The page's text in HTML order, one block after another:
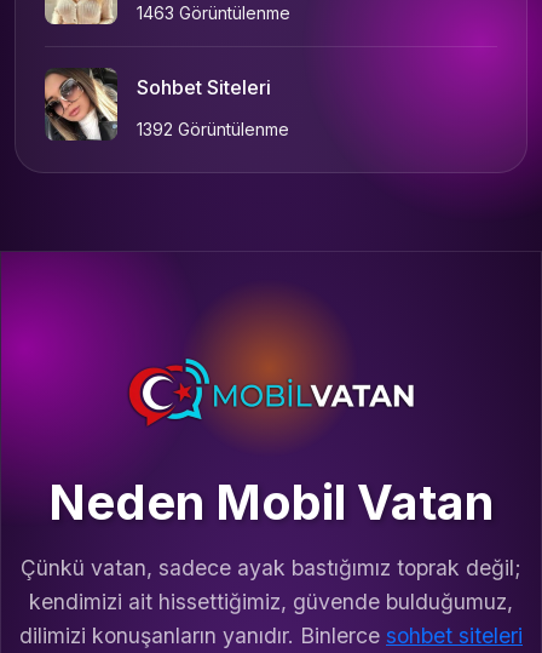
1463 Görüntülenme
Sohbet Siteleri
1392 Görüntülenme
Neden Mobil Vatan
Çünkü vatan, sadece ayak bastığımız toprak değil;
kendimizi ait hissettiğimiz, güvende bulduğumuz,
dilimizi konuşanların yanıdır. Binlerce sohbet siteleri